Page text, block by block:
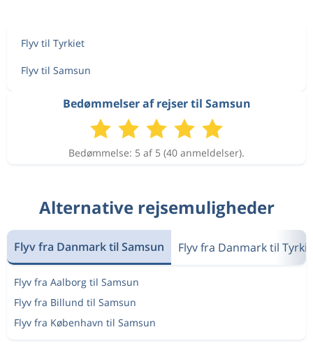
Flyv til Tyrkiet
Flyv til Samsun
Bedømmelser af rejser til Samsun
Bedømmelse: 5 af 5 (40 anmeldelser).
Alternative rejsemuligheder
Flyv fra Danmark til Samsun Flyv fra Danmark til
Flyv fra Aalborg til Samsun
Flyv fra Billund til Samsun
Flyv fra København til Samsun